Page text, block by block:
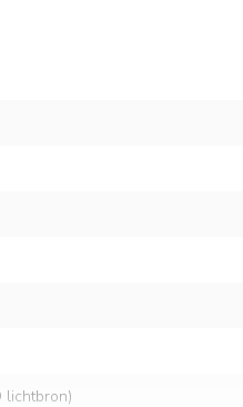
lichtbron)